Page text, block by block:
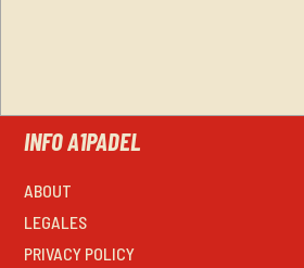
INFO A1PADEL
ABOUT
LEGALES
PRIVACY POLICY